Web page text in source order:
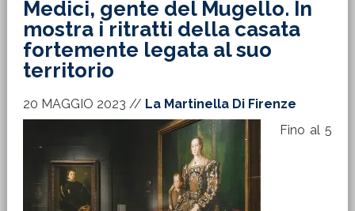
Medici, gente del Mugello. In
mostra i ritratti della casata
fortemente legata al suo
territorio
20 MAGGIO 2023 // La Martinella Di Firenze
Fino al 5